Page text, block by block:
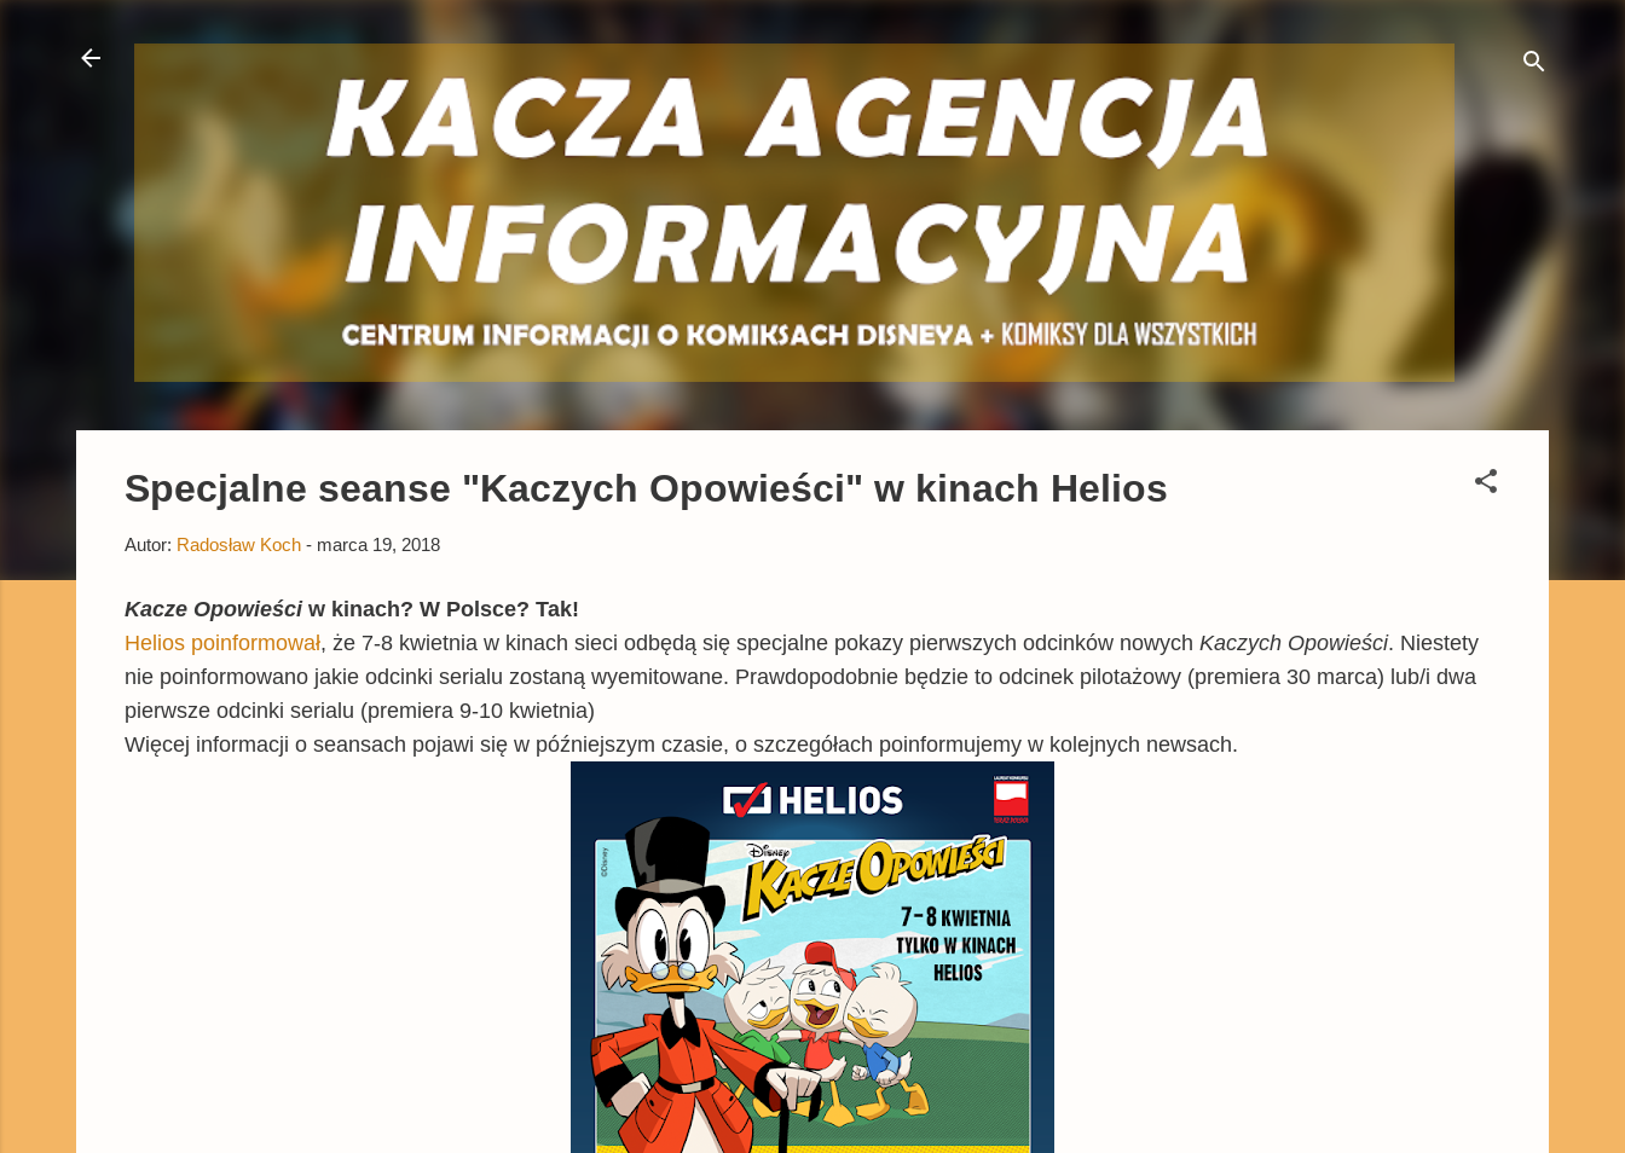
Specjalne seanse "Kaczych Opowieści" w kinach Helios
Autor: Radosław Koch - marca 19, 2018
Kacze Opowieści w kinach? W Polsce? Tak!
Helios poinformował, że 7-8 kwietnia w kinach sieci odbędą się specjalne pokazy pierwszych odcinków nowych Kaczych Opowieści. Niestety
nie poinformowano jakie odcinki serialu zostaną wyemitowane. Prawdopodobnie będzie to odcinek pilotażowy (premiera 30 marca) lub/i dwa
pierwsze odcinki serialu (premiera 9-10 kwietnia)
Więcej informacji o seansach pojawi się w późniejszym czasie, o szczegółach poinformujemy w kolejnych newsach.